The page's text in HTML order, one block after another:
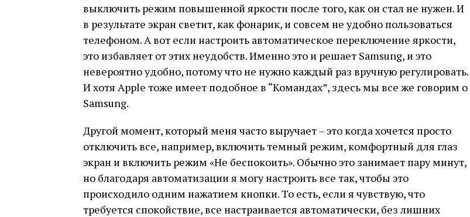
выключить режим повышенной яркости после того, как он стал не нужен. И
в результате экран светит, как фонарик, и совсем не удобно пользоваться
телефоном. А вот если настроить автоматическое переключение яркости,
это избавляет от этих неудобств. Именно это и решает Samsung, и это
невероятно удобно, потому что не нужно каждый раз вручную регулировать.
И хотя Apple тоже имеет подобное в “Командах”, здесь мы все же говорим о
Samsung.
Другой момент, который меня часто выручает – это когда хочется просто
отключить все, например, включить темный режим, комфортный для глаз
экран и включить режим «Не беспокоить». Обычно это занимает пару минут,
но благодаря автоматизации я могу настроить все так, чтобы это
происходило одним нажатием кнопки. То есть, если я чувствую, что
требуется спокойствие, все настраивается автоматически, без лишних